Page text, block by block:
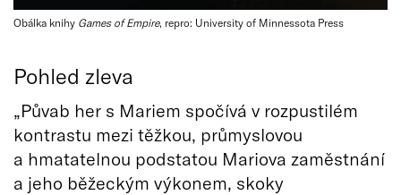
Obálka knihy Games of Empire, repro: University of Minnessota Press
Pohled zleva
„Půvab her s Mariem spočívá v rozpustilém
kontrastu mezi těžkou, průmyslovou
a hmatatelnou podstatou Mariova zaměstnání
a jeho běžeckým výkonem, skoky